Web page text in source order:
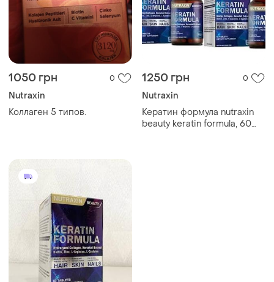
1050 грн 0
Nutraxin
Коллаген 5 типов.
1250 грн 0
Nutraxin
Кератин формула nutraxin
beauty keratin formula, 60